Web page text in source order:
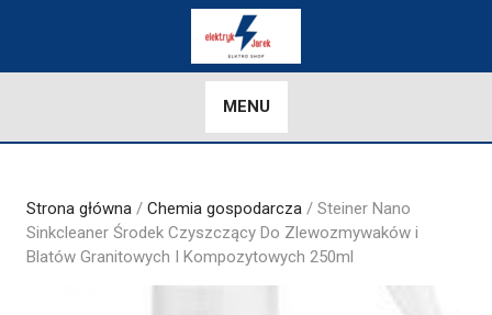
MENU
Strona główna / Chemia gospodarcza / Steiner Nano
Sinkcleaner Środek Czyszczący Do Zlewozmywaków i
Blatów Granitowych I Kompozytowych 250ml